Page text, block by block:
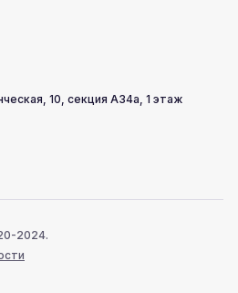
10, секция А34а, 1 этаж
2024.